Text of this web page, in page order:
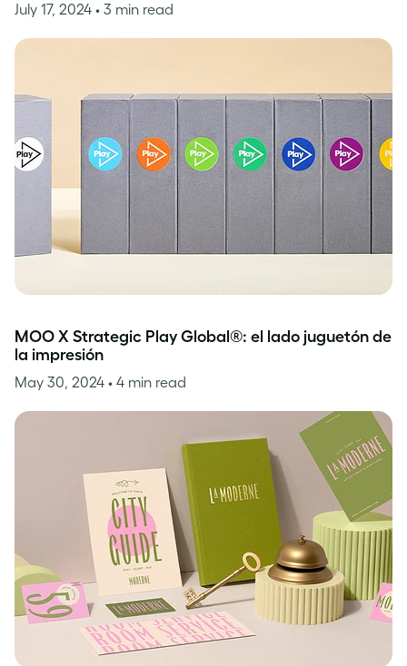
July 17, 2024 • 3 min read
MOO X Strategic Play Global®: el lado juguetón de
la impresión
May 30, 2024 • 4 min read